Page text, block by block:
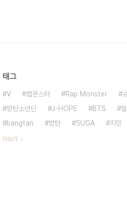
태그
V 랩몬스터 Rap Monster
방탄소년단
J-HOPE BTS
bangtan
방탄 SUGA 지민
더보기